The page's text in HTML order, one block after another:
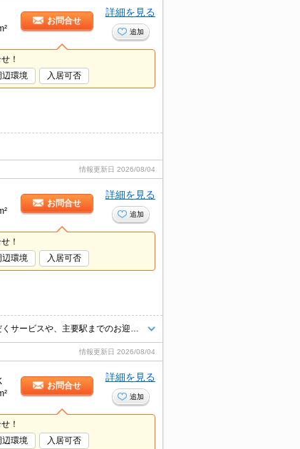
お問合せ
詳細を見る
追加
！
辺環境 入居可否
情報更新日 2026/08/04
お問合せ
詳細を見る
追加
！
辺環境 入居可否
情報更新日 2026/08/04
お問合せ
詳細を見る
追加
！
辺環境 入居可否